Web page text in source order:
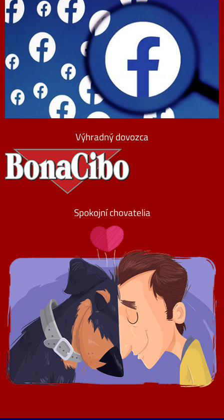
Výhradný dovozca
Spokojní chovatelia